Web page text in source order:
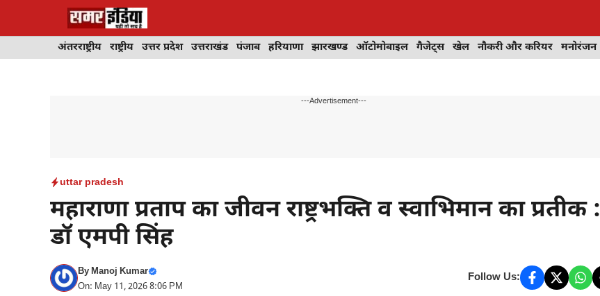
अंतरराष्ट्रीय राष्ट्रीय उत्तर प्रदेश उत्तराखंड पंजाब हरियाणा झारखण्ड ऑटोमोबाइल गैजेट्स खेल नौकरी और करियर मनोरंजन
---Advertisement---
uttar pradesh
महाराणा प्रताप का जीवन राष्ट्रभक्ति व स्वाभिमान का प्रतीक :
डॉ एमपी सिंह
ByManoj Kumar
On: May 11, 2026 8:06 PM
Follow Us: